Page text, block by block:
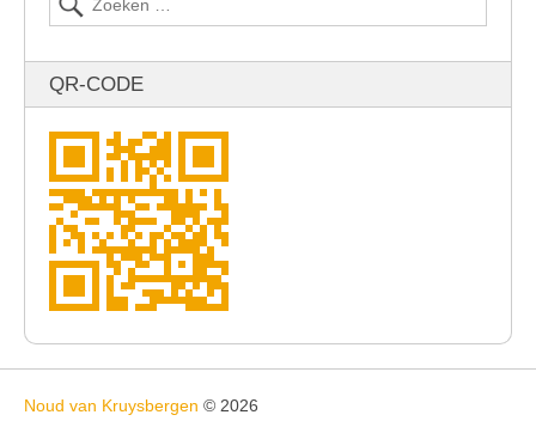
QR-CODE
Noud van Kruysbergen © 2026